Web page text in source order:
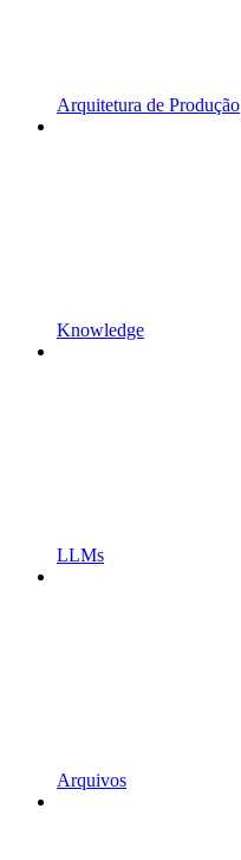
Arquitetura de Produção
Knowledge
LLMs
Arquivos